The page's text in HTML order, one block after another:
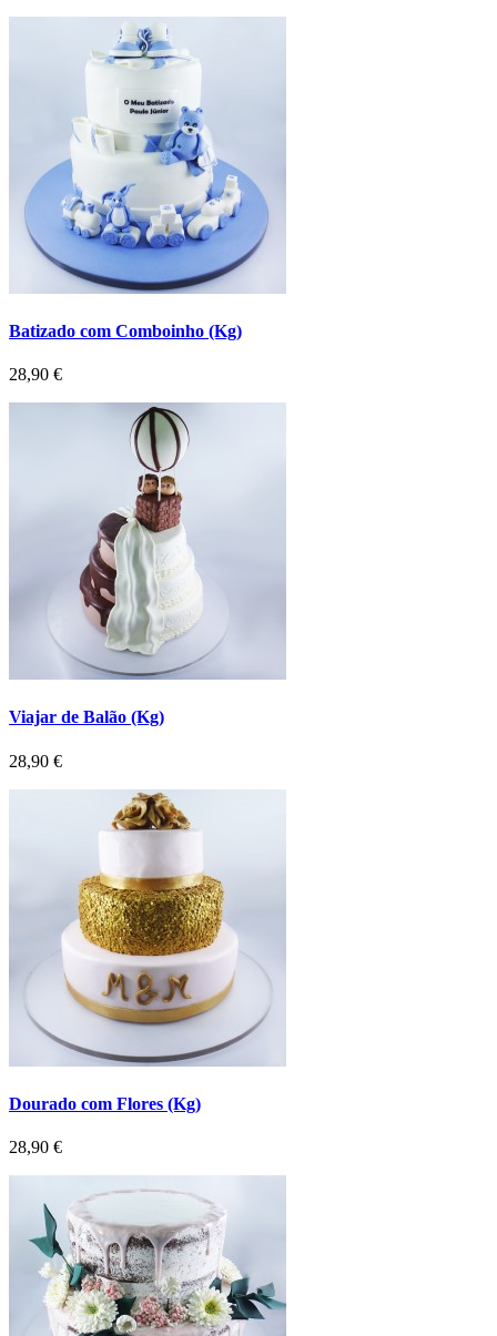
Batizado com Comboinho (Kg)
Preço
28,90 €
Viajar de Balão (Kg)
Preço
28,90 €
Dourado com Flores (Kg)
Preço
28,90 €